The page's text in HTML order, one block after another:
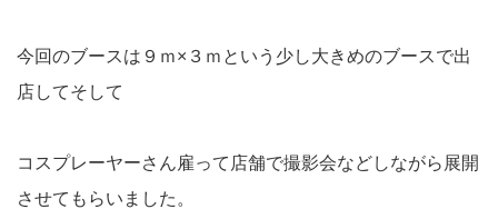
今回のブースは９ｍ×３ｍという少し大きめのブースで出
店してそして
コスプレーヤーさん雇って店舗で撮影会などしながら展開
させてもらいました。